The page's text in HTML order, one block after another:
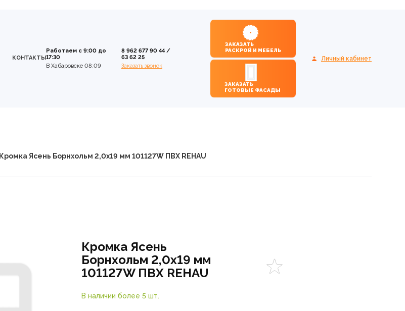
КОНТАКТЫ
Работаем с 9:00 до
17:30
В Хабаровске 08:09
8 962 677 90 44/
63 62 25
Заказать звонок
ЗАКАЗАТЬ
РАСКРОЙ И МЕБЕЛЬ
ЗАКАЗАТЬ
ГОТОВЫЕ ФАСАДЫ
Личный кабинет
Кромка Ясень Борнхольм 2,0х19 мм 101127W ПВХ REHAU
Кромка Ясень
Борнхольм 2,0х19 мм
101127W ПВХ REHAU
В наличии более 5 шт.